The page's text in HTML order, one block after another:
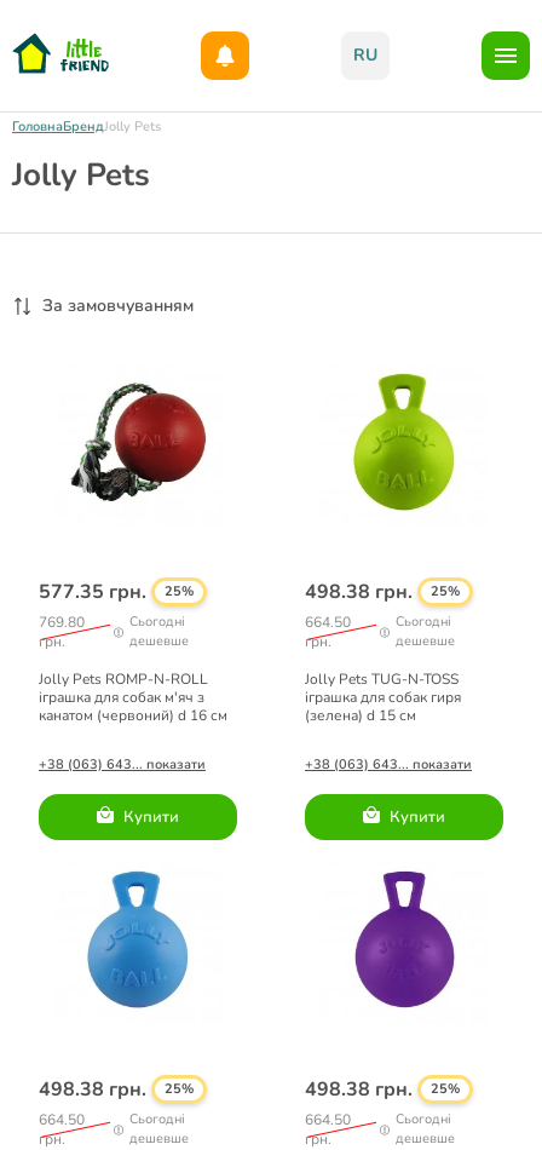
RU
ГоловнаБрендJolly Pets
Jolly Pets
За замовчуванням
577.35 грн. 25%
769.80
грн.
Сьогодні
дешевше
Jolly Pets ROMP-N-ROLL
іграшка для собак м'яч з
канатом (червоний) d 16 см
+38 (063) 643... показати
Купити
498.38 грн. 25%
664.50
грн.
Сьогодні
дешевше
Jolly Pets TUG-N-TOSS
іграшка для собак гиря
(зелена) d 15 см
+38 (063) 643... показати
Купити
498.38 грн. 25%
664.50
грн.
Сьогодні
дешевше
498.38 грн. 25%
664.50
грн.
Сьогодні
дешевше